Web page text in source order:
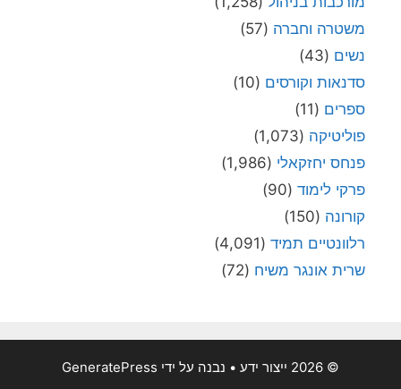
משטרה וחברה (57)
נשים (43)
סדנאות וקורסים (10)
ספרים (11)
פוליטיקה (1,073)
פנחס יחזקאלי (1,986)
פרקי לימוד (90)
קורונה (150)
רלוונטיים תמיד (4,091)
שרית אונגר משיח (72)
© 2026 ייצור ידע • נבנה על ידי GeneratePress